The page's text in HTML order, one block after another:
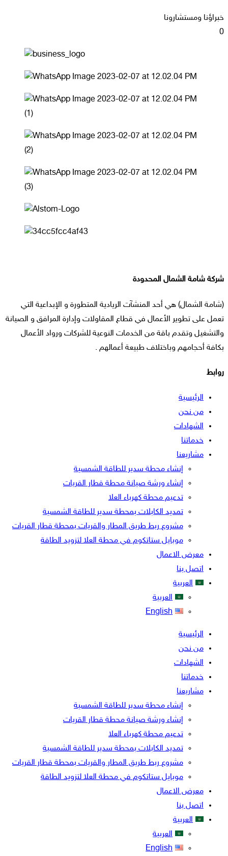
خبراؤنا ومستشارونا
0
شركة شامة الشمال المحدودة
(شامة الشمال) هي أحد المنشآت الريادية المتطورة و الإبداعية التي
تعمل على تطوير الأعمال في قطاع المقاولات وإدارة المرافق و الصيانة
والتشغيل وتقدم باقة من الخدمات النوعية للشركات ورواد الأعمال
بكافة أحجامهم وباختلاف طبيعة أعمالهم .
روابط
الرئيسية
من نحن
الشهادات
خدماتنا
مشاريعنا
إنشاء محطة سدير للطاقة الشمسية
إنشاء ورشة صيانة محطة قطار القريات
تدعيم محطة كهرباء العلا
تمديد الكابلات بمحطة سدير للطاقة الشمسية
مشروع ربط طريق المطار والقريات بمحطة قطار القريات
موبايل ستاتكوم في محطة العلا لتزويد الطاقة
معرض الاعمال
اتصل بنا
العربية
العربية
English
الرئيسية
من نحن
الشهادات
خدماتنا
مشاريعنا
إنشاء محطة سدير للطاقة الشمسية
إنشاء ورشة صيانة محطة قطار القريات
تدعيم محطة كهرباء العلا
تمديد الكابلات بمحطة سدير للطاقة الشمسية
مشروع ربط طريق المطار والقريات بمحطة قطار القريات
موبايل ستاتكوم في محطة العلا لتزويد الطاقة
معرض الاعمال
اتصل بنا
العربية
العربية
English